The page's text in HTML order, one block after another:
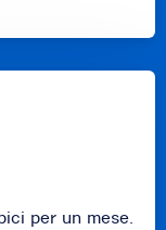
per un mese.